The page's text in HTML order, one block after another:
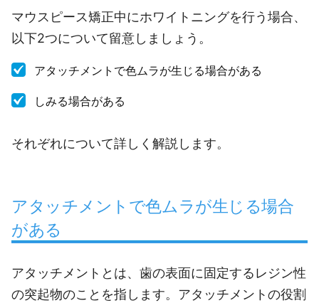
マウスピース矯正中にホワイトニングを行う場合、
以下2つについて留意しましょう。
アタッチメントで色ムラが生じる場合がある
しみる場合がある
それぞれについて詳しく解説します。
アタッチメントで色ムラが生じる場合
がある
アタッチメントとは、歯の表面に固定するレジン性
の突起物のことを指します。アタッチメントの役割